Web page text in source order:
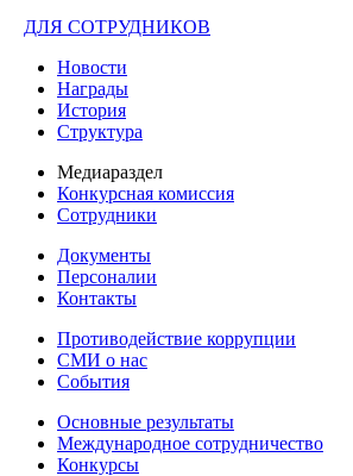
ДЛЯ СОТРУДНИКОВ
Новости
Награды
История
Структура
Медиараздел
Конкурсная комиссия
Сотрудники
Документы
Персоналии
Контакты
Противодействие коррупции
СМИ о нас
События
Основные результаты
Международное сотрудничество
Конкурсы